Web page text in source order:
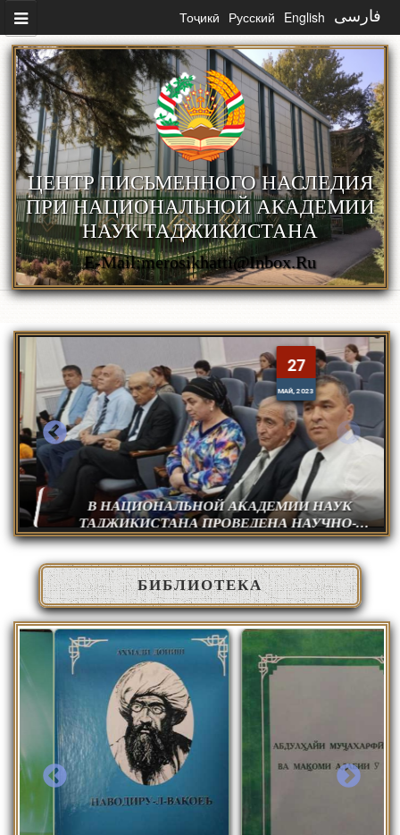
Перейти к основному содержаниюТоҷикӣ Русский English فارسی
ЦЕНТР ПИСЬМЕННОГО НАСЛЕДИЯ
ПРИ НАЦИОНАЛЬНОЙ АКАДЕМИИ
НАУК ТАДЖИКИСТАНА
E-Mail:merosikhatti@inbox.ru
27
МАЙ, 2023
В НАЦИОНАЛЬНОЙ АКАДЕМИИ НАУК
ТАДЖИКИСТАНА ПРОВЕДЕНА НАУЧНО-
ПРАКТИЧЕСКАЯ КОНСУЛЬТАЦИЯ ПО
ОСНОВНЫМ ПУТЯМ РАССЕЛЕНИЯ ДРЕВНИХ
ЛЮДЕЙ В ЦЕНТРАЛЬНОЙ АЗИИ
БИБЛИОТЕКА